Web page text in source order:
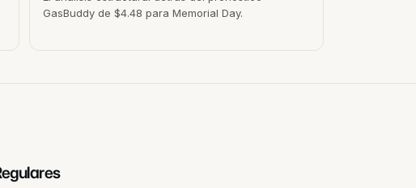
GasBuddy de $4.48 para Memorial Day.